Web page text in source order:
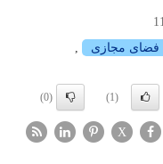
فضای مجازی
(1)
(0)
X